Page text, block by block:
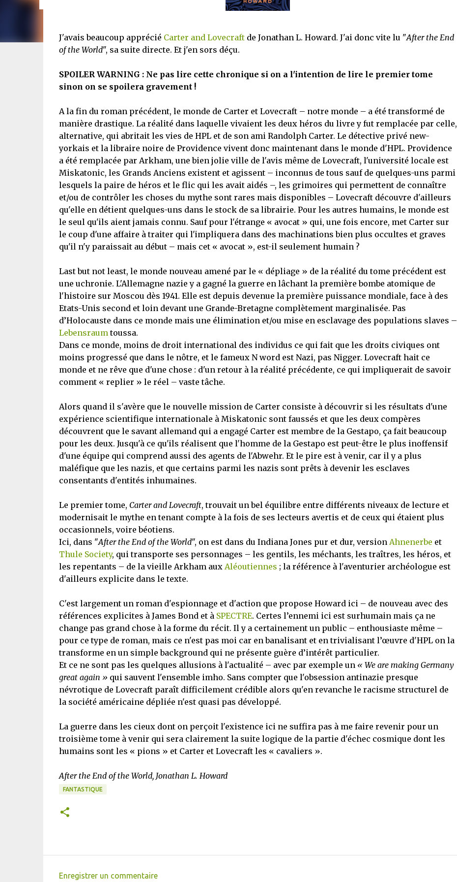
J'avais beaucoup apprécié Carter and Lovecraftde Jonathan L. Howard. J'ai donc vite lu "After the End
of the World", sa suite directe. Et j'en sors déçu.
SPOILER WARNING : Ne pas lire cette chronique si on a l'intention de lire le premier tome
sinon on se spoilera gravement !
A la fin du roman précédent, le monde de Carter et Lovecraft – notre monde – a été transformé de
manière drastique. La réalité dans laquelle vivaient les deux héros du livre y fut remplacée par celle,
alternative, qui abritait les vies de HPL et de son ami Randolph Carter. Le détective privé new-
yorkais et la libraire noire de Providence vivent donc maintenant dans le monde d'HPL. Providence
a été remplacée par Arkham, une bien jolie ville de l'avis même de Lovecraft, l'université locale est
Miskatonic, les Grands Anciens existent et agissent – inconnus de tous sauf de quelques-uns parmi
lesquels la paire de héros et le flic qui les avait aidés –, les grimoires qui permettent de connaître
et/ou de contrôler les choses du mythe sont rares mais disponibles – Lovecraft découvre d'ailleurs
qu'elle en détient quelques-uns dans le stock de sa librairie. Pour les autres humains, le monde est
le seul qu'ils aient jamais connu. Sauf pour l'étrange « avocat » qui, une fois encore, met Carter sur
le coup d'une affaire à traiter qui l'impliquera dans des machinations bien plus occultes et graves
qu'il n'y paraissait au début – mais cet « avocat », est-il seulement humain ?
Last but not least, le monde nouveau amené par le « dépliage » de la réalité du tome précédent est
une uchronie. L'Allemagne nazie y a gagné la guerre en lâchant la première bombe atomique de
l'histoire sur Moscou dès 1941. Elle est depuis devenue la première puissance mondiale, face à des
Etats-Unis second et loin devant une Grande-Bretagne complètement marginalisée. Pas
d’Holocauste dans ce monde mais une élimination et/ou mise en esclavage des populations slaves –
Lebensraumtoussa.
Dans ce monde, moins de droit international des individus ce qui fait que les droits civiques ont
moins progressé que dans le nôtre, et le fameux N word est Nazi, pas Nigger. Lovecraft hait ce
monde et ne rêve que d'une chose : d'un retour à la réalité précédente, ce qui impliquerait de savoir
comment « replier » le réel – vaste tâche.
Alors quand il s'avère que le nouvelle mission de Carter consiste à découvrir si les résultats d'une
expérience scientifique internationale à Miskatonic sont faussés et que les deux compères
découvrent que le savant allemand qui a engagé Carter est membre de la Gestapo, ça fait beaucoup
pour les deux. Jusqu'à ce qu'ils réalisent que l'homme de la Gestapo est peut-être le plus inoffensif
d'une équipe qui comprend aussi des agents de l'Abwehr. Et le pire est à venir, car il y a plus
maléfique que les nazis, et que certains parmi les nazis sont prêts à devenir les esclaves
consentants d'entités inhumaines.
Le premier tome, Carter and Lovecraft, trouvait un bel équilibre entre différents niveaux de lecture et
modernisait le mythe en tenant compte à la fois de ses lecteurs avertis et de ceux qui étaient plus
occasionnels, voire béotiens.
Ici, dans "After the End of the World", on est dans du Indiana Jones pur et dur, version Ahnenerbe et
Thule Society, qui transporte ses personnages – les gentils, les méchants, les traîtres, les héros, et
les repentants – de la vieille Arkham aux Aléoutiennes ; la référence à l'aventurier archéologue est
d'ailleurs explicite dans le texte.
C'est largement un roman d'espionnage et d'action que propose Howard ici – de nouveau avec des
références explicites à James Bond et à SPECTRE. Certes l’ennemi ici est surhumain mais ça ne
change pas grand chose à la forme du récit. Il y a certainement un public – enthousiaste même –
pour ce type de roman, mais ce n'est pas moi car en banalisant et en trivialisant l’œuvre d'HPL on la
transforme en un simple background qui ne présente guère d’intérêt particulier.
Et ce ne sont pas les quelques allusions à l'actualité – avec par exemple un « We are making Germany
great again » qui sauvent l'ensemble imho. Sans compter que l'obsession antinazie presque
névrotique de Lovecraft paraît difficilement crédible alors qu'en revanche le racisme structurel de
la société américaine dépliée n'est quasi pas développé.
La guerre dans les cieux dont on perçoit l'existence ici ne suffira pas à me faire revenir pour un
troisième tome à venir qui sera clairement la suite logique de la partie d'échec cosmique dont les
humains sont les « pions » et Carter et Lovecraft les « cavaliers ».
After the End of the World, Jonathan L. Howard
FANTASTIQUE
Enregistrer un commentaire